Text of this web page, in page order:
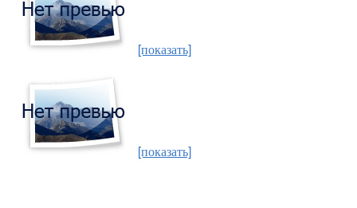
[показать]
[показать]